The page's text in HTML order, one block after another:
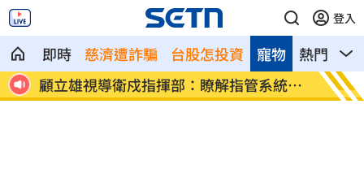
登入
即時 慈濟遭詐騙 台股怎投資 熱門 影
寵物
憾 顧立雄視導衛戍指揮部：瞭解指管系統運
作
炸雞
牌